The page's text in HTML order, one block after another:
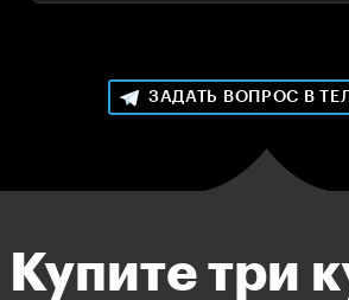
ЗАДАТЬ ВОПРОС В
Купите три